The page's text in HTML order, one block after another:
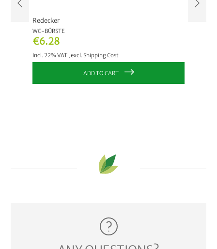
€6.28
Incl. 22% VAT ,excl.Shipping Cost
Redecker
WC-BÜRSTE
ADD TO CART